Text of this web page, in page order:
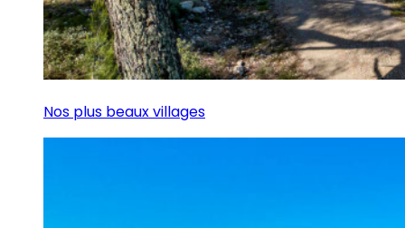
Nos plus beaux villages